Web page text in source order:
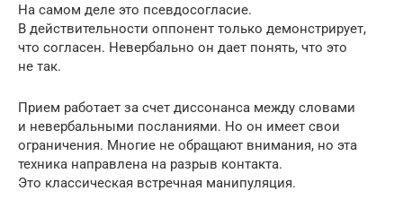
На самом деле это псевдосогласие.
В действительности оппонент только демонстрирует,
что согласен. Невербально он дает понять, что это
не так.
Прием работает за счет диссонанса между словами
и невербальными посланиями. Но он имеет свои
ограничения. Многие не обращают внимания, но эта
техника направлена на разрыв контакта.
Это классическая встречная манипуляция.